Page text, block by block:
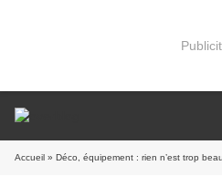
Accueil » Déco, équipement : rien n’est trop